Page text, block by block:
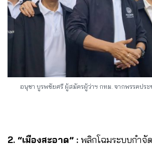
อนุชา บูรพชัยศรี ผู้สมัครผู้ว่าฯ กทม. จากพรรคประ
2. “เมืองสะอาด” : พลิกโฉมระบบกำจั